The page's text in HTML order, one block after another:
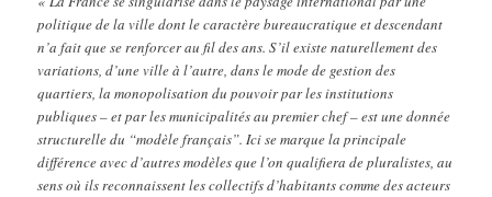
politique de la ville dont le caractère bureaucratique et descendant
n’a fait que se renforcer au fil des ans. S’il existe naturellement des
variations, d’une ville à l’autre, dans le mode de gestion des
quartiers, la monopolisation du pouvoir par les institutions
publiques – et par les municipalités au premier chef – est une donnée
structurelle du “modèle français”. Ici se marque la principale
différence avec d’autres modèles que l’on qualifiera de pluralistes, au
sens où ils reconnaissent les collectifs d’habitants comme des acteurs